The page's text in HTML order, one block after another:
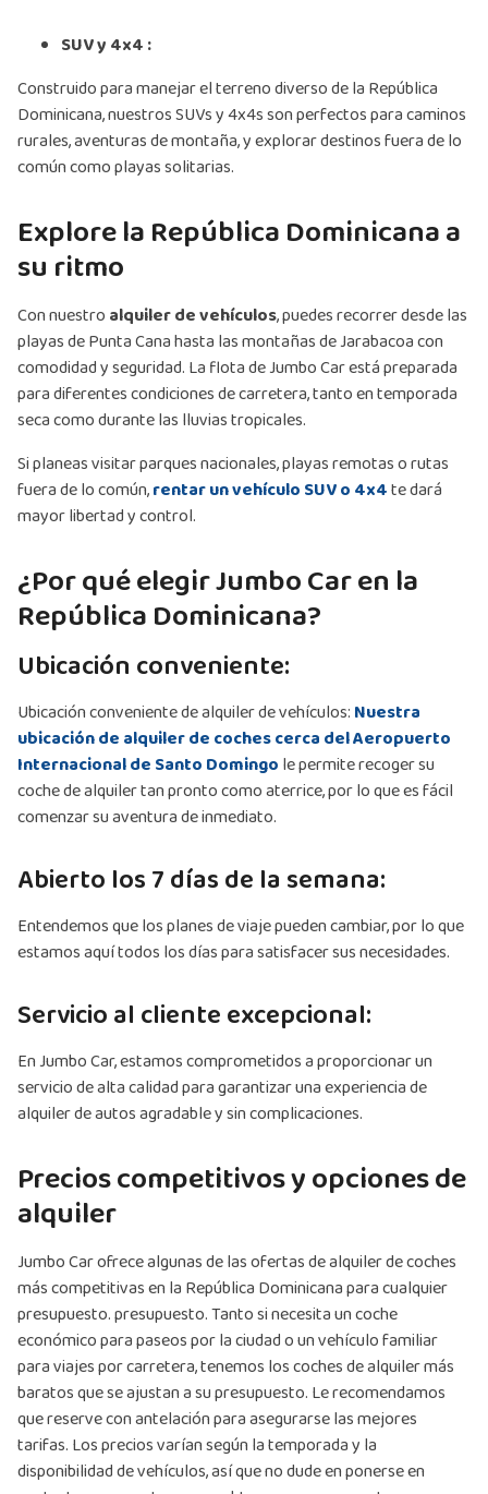
SUV y 4x4 :
Construido para manejar el terreno diverso de la República
Dominicana, nuestros SUVs y 4x4s son perfectos para caminos
rurales, aventuras de montaña, y explorar destinos fuera de lo
común como playas solitarias.
Explore la República Dominicana a
su ritmo
Con nuestro alquiler de vehículos, puedes recorrer desde las
playas de Punta Cana hasta las montañas de Jarabacoa con
comodidad y seguridad. La flota de Jumbo Car está preparada
para diferentes condiciones de carretera, tanto en temporada
seca como durante las lluvias tropicales.
Si planeas visitar parques nacionales, playas remotas o rutas
fuera de lo común,rentar un vehículo SUV o 4x4te dará
mayor libertad y control.
¿Por qué elegir Jumbo Car en la
República Dominicana?
Ubicación conveniente:
Ubicación conveniente de alquiler de vehículos: Nuestra
ubicación de alquiler de coches cerca del Aeropuerto
Internacional de Santo Domingo le permite recoger su
coche de alquiler tan pronto como aterrice, por lo que es fácil
comenzar su aventura de inmediato.
Abierto los 7 días de la semana:
Entendemos que los planes de viaje pueden cambiar, por lo que
estamos aquí todos los días para satisfacer sus necesidades.
Servicio al cliente excepcional:
En Jumbo Car, estamos comprometidos a proporcionar un
servicio de alta calidad para garantizar una experiencia de
alquiler de autos agradable y sin complicaciones.
Precios competitivos y opciones de
alquiler
Jumbo Car ofrece algunas de las ofertas de alquiler de coches
más competitivas en la República Dominicana para cualquier
presupuesto. presupuesto. Tanto si necesita un coche
económico para paseos por la ciudad o un vehículo familiar
para viajes por carretera, tenemos los coches de alquiler más
baratos que se ajustan a su presupuesto. Le recomendamos
que reserve con antelación para asegurarse las mejores
tarifas. Los precios varían según la temporada y la
disponibilidad de vehículos, así que no dude en ponerse en